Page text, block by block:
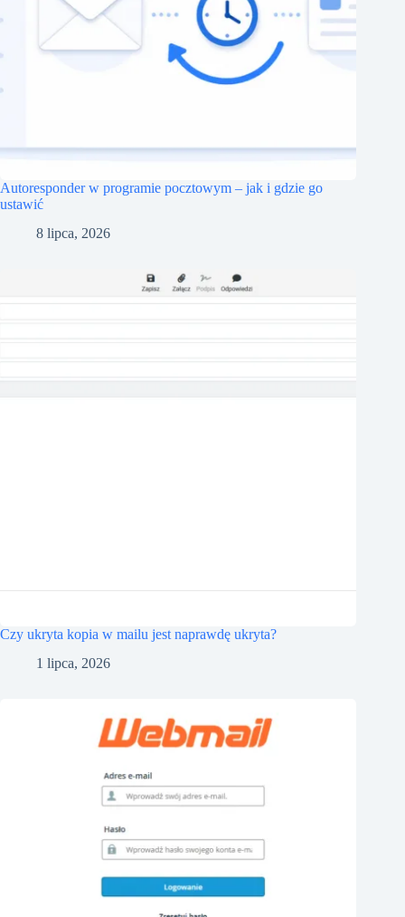
Autoresponder w programie pocztowym – jak i gdzie go
ustawić
8 lipca, 2026
Czy ukryta kopia w mailu jest naprawdę ukryta?
1 lipca, 2026